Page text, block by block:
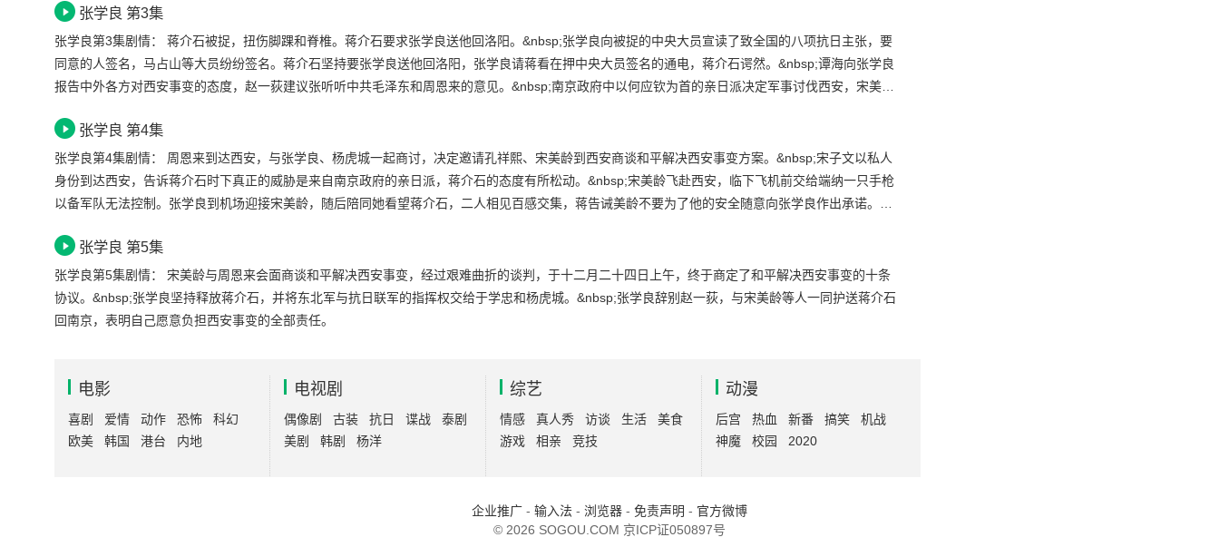
张学良 第3集
张学良第3集剧情： 蒋介石被捉，扭伤脚踝和脊椎。蒋介石要求张学良送他回洛阳。&nbsp;张学良向被捉的中央大员宣读了致全国的八项抗日主张，要
同意的人签名，马占山等大员纷纷签名。蒋介石坚持要张学良送他回洛阳，张学良请蒋看在押中央大员签名的通电，蒋介石谔然。&nbsp;谭海向张学良
报告中外各方对西安事变的态度，赵一荻建议张听听中共毛泽东和周恩来的意见。&nbsp;南京政府中以何应钦为首的亲日派决定军事讨伐西安，宋美龄
张学良 第4集
张学良第4集剧情： 周恩来到达西安，与张学良、杨虎城一起商讨，决定邀请孔祥熙、宋美龄到西安商谈和平解决西安事变方案。&nbsp;宋子文以私人
身份到达西安，告诉蒋介石时下真正的威胁是来自南京政府的亲日派，蒋介石的态度有所松动。&nbsp;宋美龄飞赴西安，临下飞机前交给端纳一只手枪
以备军队无法控制。张学良到机场迎接宋美龄，随后陪同她看望蒋介石，二人相见百感交集，蒋告诫美龄不要为了他的安全随意向张学良作出承诺。
张学良 第5集
张学良第5集剧情： 宋美龄与周恩来会面商谈和平解决西安事变，经过艰难曲折的谈判，于十二月二十四日上午，终于商定了和平解决西安事变的十条
协议。&nbsp;张学良坚持释放蒋介石，并将东北军与抗日联军的指挥权交给于学忠和杨虎城。&nbsp;张学良辞别赵一荻，与宋美龄等人一同护送蒋介石
回南京，表明自己愿意负担西安事变的全部责任。
电影
喜剧 爱情 动作 恐怖
科幻
欧美
韩国 港台 内地
电视剧
偶像剧 古装 抗日 谍战
泰剧
美剧
韩剧 杨洋
综艺
情感 真人秀 访谈 生活
美食
游戏
相亲 竞技
动漫
后宫 热血 新番 搞笑
机战
神魔
校园 2020
企业推广 - 输入法 - 浏览器 - 免责声明 - 官方微博
© 2026 SOGOU.COM 京ICP证050897号